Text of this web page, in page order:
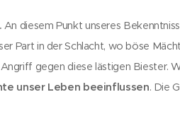
An diesem Punkt unseres
Part in der Schlacht, wo böse
gegen diese lästigen Biester.
unser Leben beeinflussen. Die